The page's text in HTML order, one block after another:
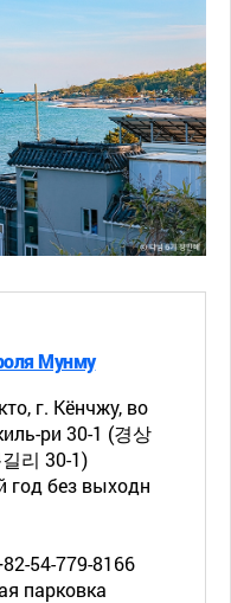
Мунму
г. Кёнчжу, во
ри 30-1 (경상
리 30-1)
год без выходн
54-779-8166
парковка